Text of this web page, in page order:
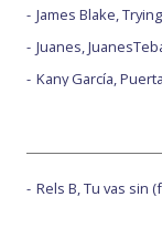
James Blake,
Juanes,
Kany García,
Rels B, Tu vas sin